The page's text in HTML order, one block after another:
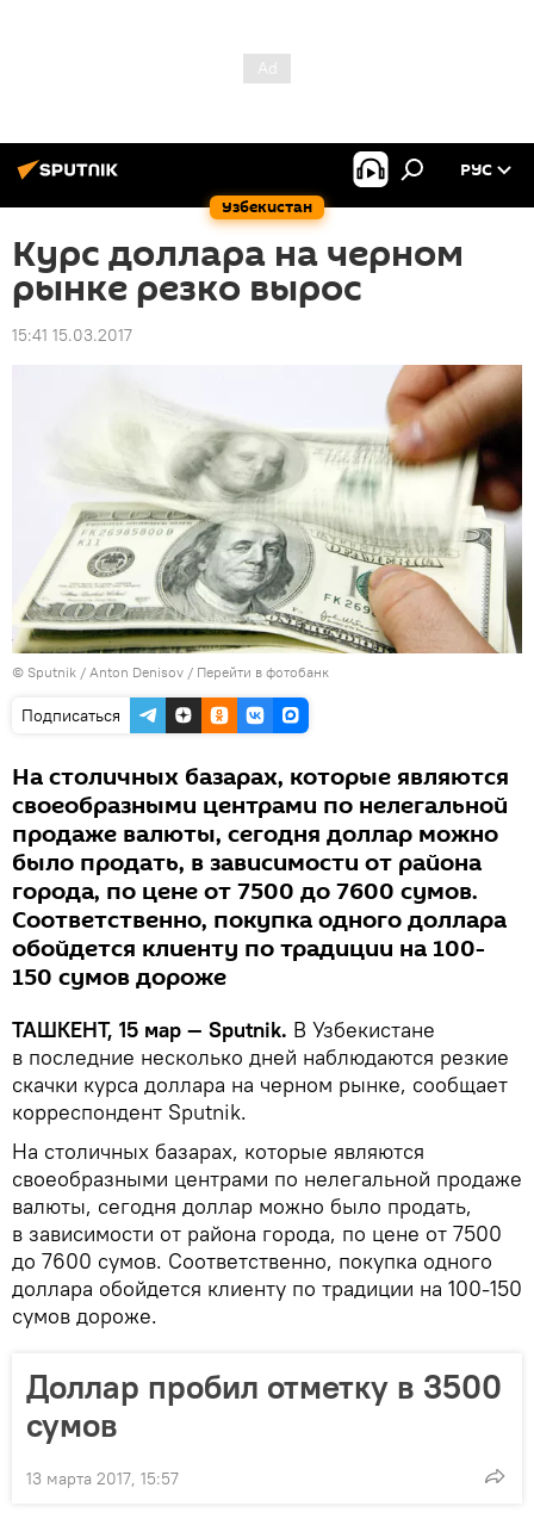
Узбекистан
РУС
Курс доллара на черном
рынке резко вырос
15:41 15.03.2017
© Sputnik / Anton Denisov / Перейти в фотобанк
Подписаться
На столичных базарах, которые являются
своеобразными центрами по нелегальной
продаже валюты, сегодня доллар можно
было продать, в зависимости от района
города, по цене от 7500 до 7600 сумов.
Соответственно, покупка одного доллара
обойдется клиенту по традиции на 100-
150 сумов дороже
ТАШКЕНТ, 15 мар — Sputnik. В Узбекистане
в последние несколько дней наблюдаются резкие
скачки курса доллара на черном рынке, сообщает
корреспондент Sputnik.
На столичных базарах, которые являются
своеобразными центрами по нелегальной продаже
валюты, сегодня доллар можно было продать,
в зависимости от района города, по цене от 7500
до 7600 сумов. Соответственно, покупка одного
доллара обойдется клиенту по традиции на 100-150
сумов дороже.
Доллар пробил отметку в 3500
сумов
13 марта 2017, 15:57